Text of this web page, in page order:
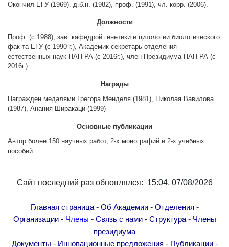
Веб ресурсы
Газета "Гитутюн"
Журнал "В мире науки"
Публикации в прессе
Юбилеи
Научные результаты
Трибуна молодого ученого
Объявления
Карта сайта
Окончил ЕГУ (1969). д.б.н. (1982), проф. (1991), чл.-корр. (2006).
Должности
Проф. (с 1988), зав. кафедрой генетики и цитологии биологического
фак-та ЕГУ (с 1990 г.), Академик-секретарь отделения
естественных наук НАН РА (с 2016г.), член Президиума НАН РА (с
2016г.)
Награды
Награжден медалями Грегора Менделя (1981), Николая Вавилова
(1987), Анания Ширакаци (1999)
Основные публикации
Автор более 150 научных работ, 2-х монографий и 2-х учебных
пособий
Сайт последний раз обновлялся: 15:04, 07/08/2026
Главная страница- Об Академии- Отделения -
Организации- Члены - Связь с нами- Структура- Члены
президиума
Документы - Инновационные предложения - Публикации-